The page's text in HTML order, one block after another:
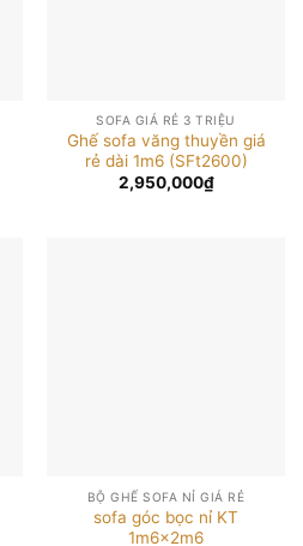
SOFA GIÁ RẺ 3 TRIỆU
Ghế sofa văng thuyền giá
rẻ dài 1m6 (SFt2600)
2,950,000₫
BỘ GHẾ SOFA NỈ GIÁ RẺ
sofa góc bọc nỉ KT
1m6x2m6